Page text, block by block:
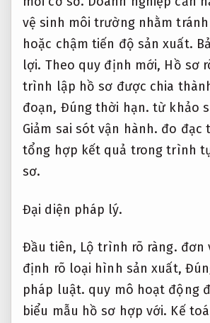
vệ sinh môi trường nhằm
hoặc chậm tiến độ sản xuất.
lợi. Theo quy định mới, Hồ sơ
trình lập hồ sơ được chia
đoạn, Đúng thời hạn. từ khảo
Giảm sai sót vận hành. đo đạc
tổng hợp kết quả trong trình
sơ.
Đại diện pháp lý.
Đầu tiên, Lộ trình rõ ràng. đơn
định rõ loại hình sản xuất,
pháp luật. quy mô hoạt động
biểu mẫu hồ sơ hợp với. Kế